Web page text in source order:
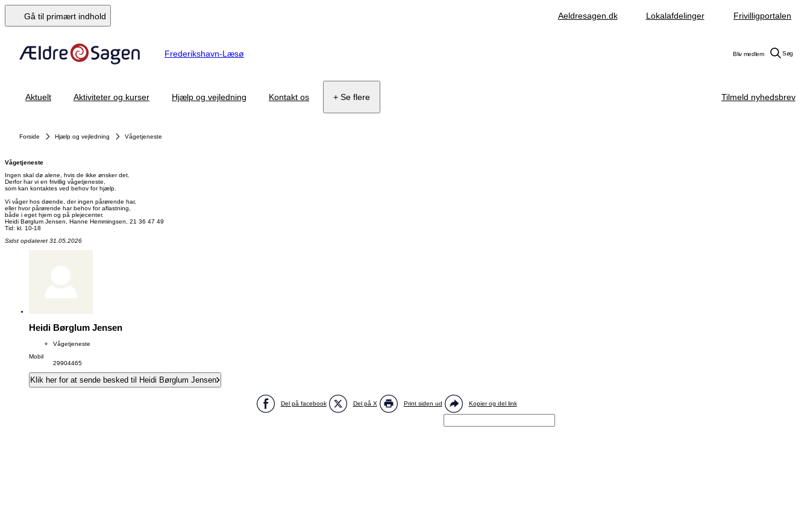
Gå til primært indhold Aeldresagen.dk Lokalafdelinger Frivilligportalen
Frederikshavn-Læsø Bliv medlem Søg
Aktuelt Aktiviteter og kurser Hjælp og vejledning Kontakt os + Se flere Tilmeld nyhedsbrev
Forside Hjælp og vejledning Vågetjeneste
Vågetjeneste
Ingen skal dø alene, hvis de ikke ønsker det.
Derfor har vi en frivillig vågetjeneste,
som kan kontaktes ved behov for hjælp.
Vi våger hos døende, der ingen pårørende har,
eller hvor pårørende har behov for aflastning,
både i eget hjem og på plejecenter.
Heidi Børglum Jensen, Hanne Hemmingsen, 21 36 47 49
Sidst opdateret 31.05.2026
Heidi Børglum Jensen
Vågetjeneste
Mobil
29904465
Klik her for at sende besked til Heidi Børglum Jensen
Del på facebook Del på X Print siden ud Kopier og del link